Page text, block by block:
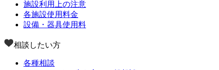
施設利用上の注意
各施設使用料金
設備・器具使用料
相談したい方
各種相談